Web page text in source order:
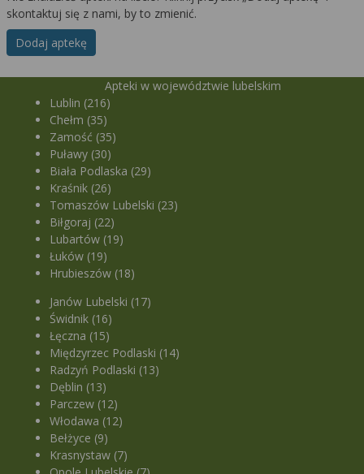
skontaktuj się z nami, by to zmienić.
Dodaj aptekę
Apteki w województwie lubelskim
Lublin (216)
Chełm (35)
Zamość (35)
Puławy (30)
Biała Podlaska (29)
Kraśnik (26)
Tomaszów Lubelski (23)
Biłgoraj (22)
Lubartów (19)
Łuków (19)
Hrubieszów (18)
Janów Lubelski (17)
Świdnik (16)
Łęczna (15)
Międzyrzec Podlaski (14)
Radzyń Podlaski (13)
Dęblin (13)
Parczew (12)
Włodawa (12)
Bełżyce (9)
Krasnystaw (7)